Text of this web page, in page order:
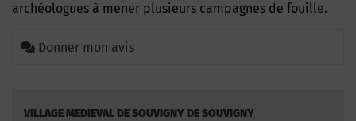
archéologues à mener plusieurs campagnes de fouille.
Donner mon avis
VILLAGE MEDIEVAL DE SOUVIGNY DE SOUVIGNY